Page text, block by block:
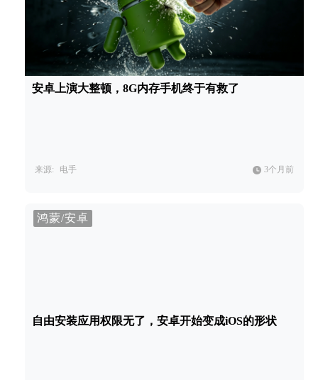
安卓上演大整顿，8G内存手机终于有救了
来源: 电手 3个月前
鸿蒙/安卓
自由安装应用权限无了，安卓开始变成iOS的形状